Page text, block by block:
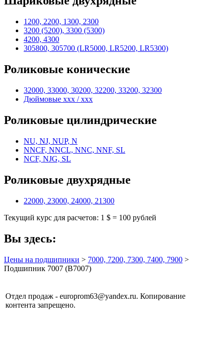
1200, 2200, 1300, 2300
3200 (5200), 3300 (5300)
4200, 4300
305800, 305700 (LR5000, LR5200, LR5300)
Роликовые конические
32000, 33000, 30200, 32200, 33200, 32300
Дюймовые xxx / xxx
Роликовые цилиндрические
NU, NJ, NUP, N
NNCF, NNCL, NNC, NNF, SL
NCF, NJG, SL
Роликовые двухрядные
22000, 23000, 24000, 21300
Текущий курс для расчетов: 1 $ = 100 рублей
Вы здесь:
Цены на подшипники > 7000, 7200, 7300, 7400, 7900 >
Подшипник 7007 (B7007)
Отдел продаж - europrom63@yandex.ru. Копирование
контента запрещено.